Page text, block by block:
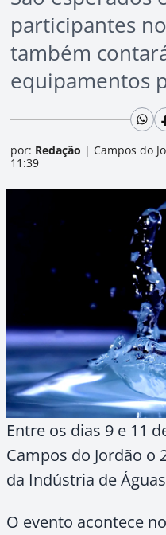
participantes
também
equipamentos
por: Redação | Campos do
11:39
Entre os dias 9 e 11
Campos do Jordão o
da Indústria de
O evento acontece